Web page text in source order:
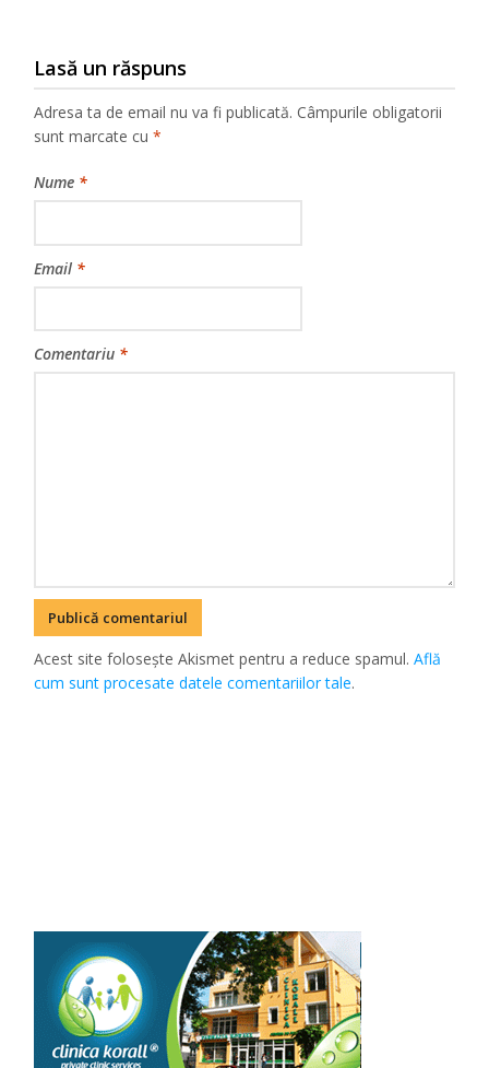
Lasă un răspuns
Adresa ta de email nu va fi publicată. Câmpurile obligatorii
sunt marcate cu*
Nume *
Email *
Comentariu *
Acest site folosește Akismet pentru a reduce spamul.Află
cum sunt procesate datele comentariilor tale.